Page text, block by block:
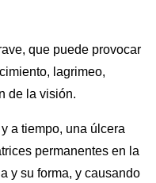
que puede provocar
lagrimeo,
de la visión.
a tiempo, una úlcera
permanentes en la
y su forma, y causando